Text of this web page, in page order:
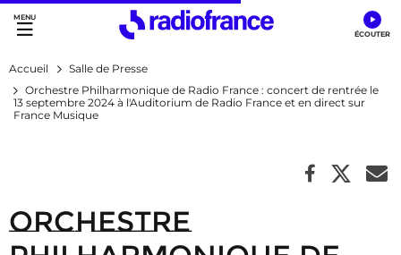
Accès direct :
Menu principal
Contenu
Accueil
Salle de Presse
Orchestre Philharmonique de Radio France : concert de rentrée le
13 septembre 2024 à l'Auditorium de Radio France et en direct sur
France Musique
Orchestre